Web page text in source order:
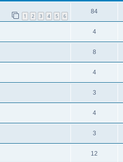
1 2 3 4 5 6
84
4
8
4
3
4
3
12